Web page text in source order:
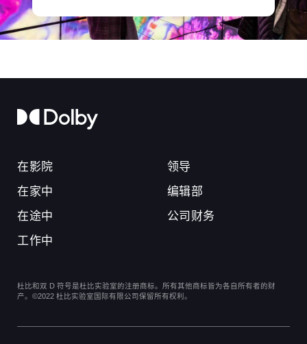
在影院
在家中
在途中
工作中
领导
编辑部
公司财务
杜比和双 D 符号是杜比实验室的注册商标。所有其他商标皆为各自所有者的财
产。©2022 杜比实验室国际有限公司保留所有权利。